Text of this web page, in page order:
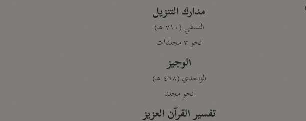
مدارك التنزيل
النسفي (٧١٠ هـ)
نحو ٣ مجلدات
الوجيز
الواحدي (٤٦٨ هـ)
نحو مجلد
تفسير القرآن العزيز